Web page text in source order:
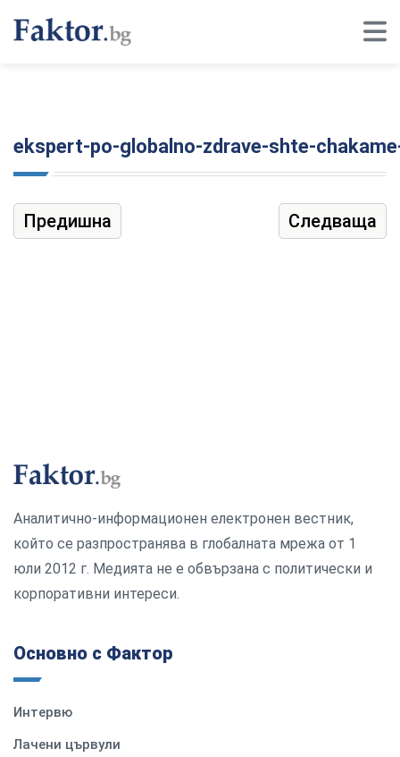
ekspert-po-globalno-zdrave-shte-
Предишна Следваща
Аналитично-информационен електронен вестник,
който се разпространява в глобалната мрежа от 1
юли 2012 г. Медията не е обвързана с политически и
корпоративни интереси.
Основно с Фактор
Интервю
Лачени цървули